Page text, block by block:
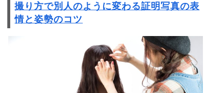
撮り方で別人のように変わる証明写真の表
情と姿勢のコツ